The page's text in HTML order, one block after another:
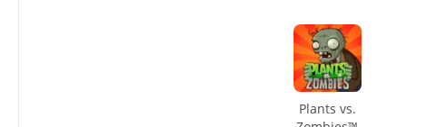
Plants vs.